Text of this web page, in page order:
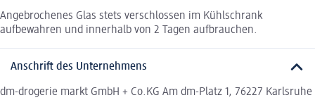
Angebrochenes Glas stets verschlossen im Kühlschrank
aufbewahren und innerhalb von 2 Tagen aufbrauchen.
Anschrift des Unternehmens
dm-drogerie markt GmbH + Co.KG Am dm-Platz 1, 76227 Karlsruhe